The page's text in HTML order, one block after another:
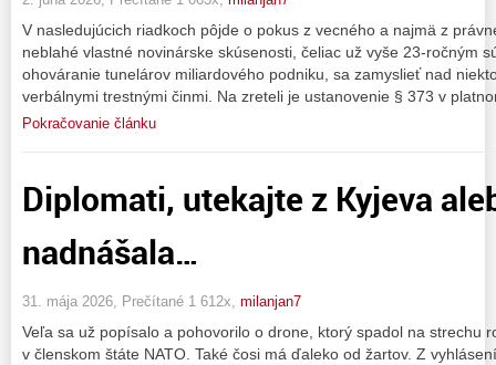
V nasledujúcich riadkoch pôjde o pokus z vecného a najmä z
neblahé vlastné novinárske skúsenosti, čeliac už vyše 23-ročným
ohováranie tunelárov miliardového podniku, sa zamyslieť nad
verbálnymi trestnými činmi. Na zreteli je ustanovenie § 373 v
Pokračovanie článku
Diplomati, utekajte z Kyjeva
nadnášala…
31. mája 2026, Prečítané 1 612x, milanjan7
Veľa sa už popísalo a pohovorilo o drone, ktorý spadol na strechu
v členskom štáte NATO. Také čosi má ďaleko od žartov. Z